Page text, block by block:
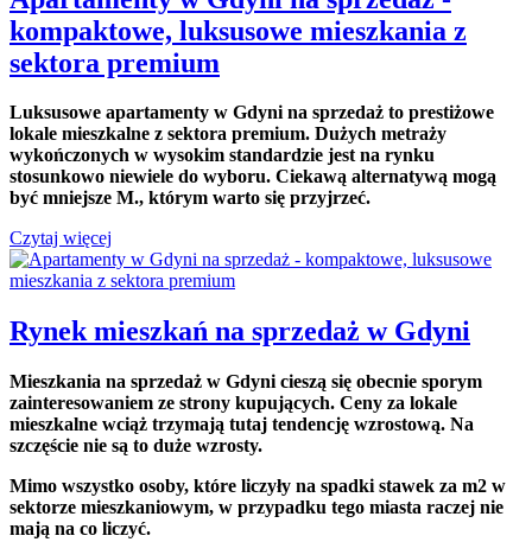
kompaktowe, luksusowe mieszkania z
sektora premium
Luksusowe apartamenty w Gdyni na sprzedaż to prestiżowe
lokale mieszkalne z sektora premium. Dużych metraży
wykończonych w wysokim standardzie jest na rynku
stosunkowo niewiele do wyboru. Ciekawą alternatywą mogą
być mniejsze M., którym warto się przyjrzeć.
Czytaj więcej
Rynek mieszkań na sprzedaż w Gdyni
Mieszkania na sprzedaż w Gdyni cieszą się obecnie sporym
zainteresowaniem ze strony kupujących. Ceny za lokale
mieszkalne wciąż trzymają tutaj tendencję wzrostową. Na
szczęście nie są to duże wzrosty.
Mimo wszystko osoby, które liczyły na spadki stawek za m2 w
sektorze mieszkaniowym, w przypadku tego miasta raczej nie
mają na co liczyć.